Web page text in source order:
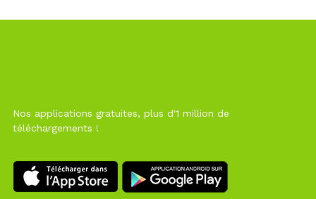
Nos applications gratuites, plus d'1 million de
téléchargements !